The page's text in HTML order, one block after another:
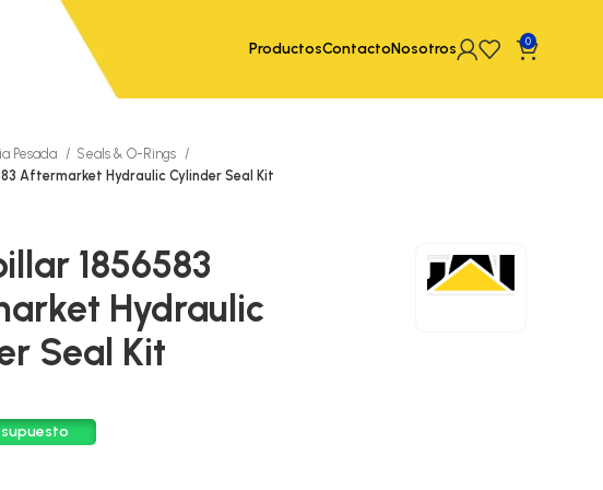
ProductosContactoNosotros 0
Pesada
Seals & O-Rings
Aftermarket Hydraulic Cylinder Seal Kit
1856583
Hydraulic
Seal Kit